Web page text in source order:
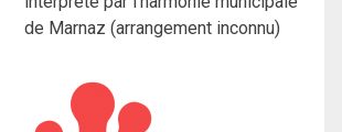
de Marnaz (arrangement inconnu)